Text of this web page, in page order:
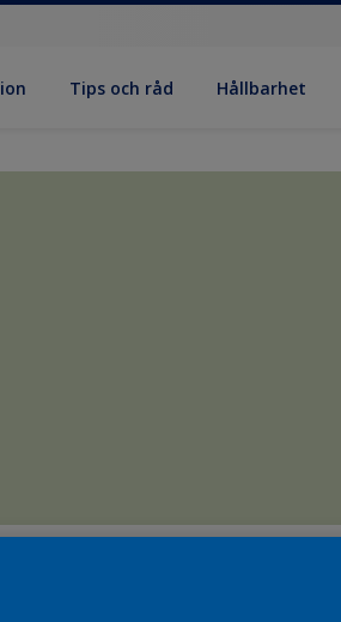
Tips och råd Hållbarhet
ditt projekt